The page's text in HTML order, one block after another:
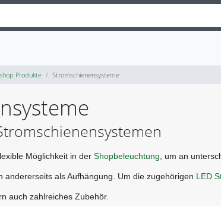
Produkte Stromschienensysteme
Möglichkeit in der Shopbeleuchtung, um an
andererseits als Aufhängung. Um die zugehörigen LED
auch zahlreiches Zubehör.